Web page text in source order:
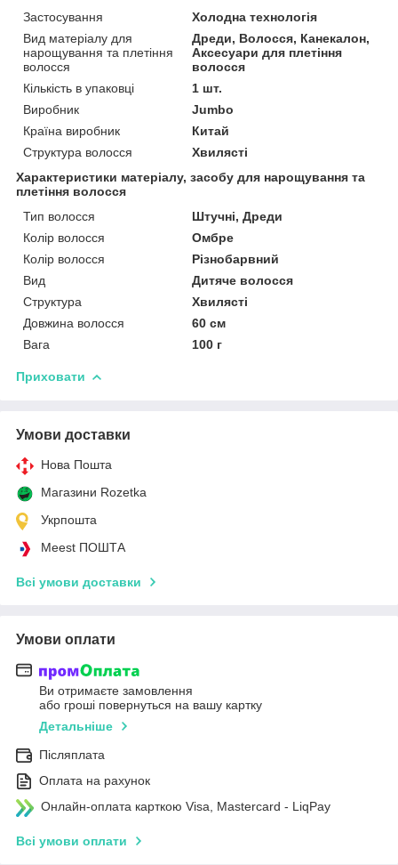
Застосування
Холодна технологія
Вид матеріалу для
нарощування та плетіння
волосся
Дреди, Волосся, Канекалон,
Аксесуари для плетіння
волосся
Кількість в упаковці
1 шт.
Виробник
Jumbo
Країна виробник
Китай
Структура волосся
Хвилясті
Характеристики матеріалу, засобу для нарощування та
плетіння волосся
Тип волосся
Штучні, Дреди
Колір волосся
Омбре
Колір волосся
Різнобарвний
Вид
Дитяче волосся
Структура
Хвилясті
Довжина волосся
60 см
Вага
100 г
Приховати
Умови доставки
Нова Пошта
Магазини Rozetka
Укрпошта
Meest ПОШТА
Всі умови доставки
Умови оплати
Ви отримаєте замовлення
або гроші повернуться на вашу картку
Детальніше
Післяплата
Оплата на рахунок
Онлайн-оплата карткою Visa, Mastercard - LiqPay
Всі умови оплати